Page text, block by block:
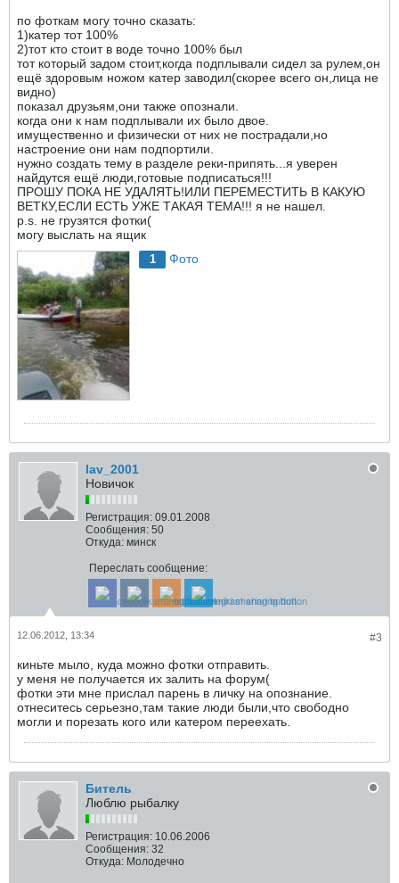
по фоткам могу точно сказать:
1)катер тот 100%
2)тот кто стоит в воде точно 100% был
тот который задом стоит,когда подплывали сидел за рулем,он
ещё здоровым ножом катер заводил(скорее всего он,лица не
видно)
показал друзьям,они также опознали.
когда они к нам подплывали их было двое.
имущественно и физически от них не пострадали,но
настроение они нам подпортили.
нужно создать тему в разделе реки-припять...я уверен
найдутся ещё люди,готовые подписаться!!!
ПРОШУ ПОКА НЕ УДАЛЯТЬ!ИЛИ ПЕРЕМЕСТИТЬ В КАКУЮ
ВЕТКУ,ЕСЛИ ЕСТЬ УЖЕ ТАКАЯ ТЕМА!!! я не нашел.
p.s. не грузятся фотки(
могу выслать на ящик
1 Фото
lav_2001
Новичок
Регистрация: 09.01.2008
Сообщения: 50
Откуда: минск
Переслать сообщение:
#3
12.06.2012, 13:34
киньте мыло, куда можно фотки отправить.
у меня не получается их залить на форум(
фотки эти мне прислал парень в личку на опознание.
отнеситесь серьезно,там такие люди были,что свободно
могли и порезать кого или катером переехать.
Битель
Люблю рыбалку
Регистрация: 10.06.2006
Сообщения: 32
Откуда: Молодечно